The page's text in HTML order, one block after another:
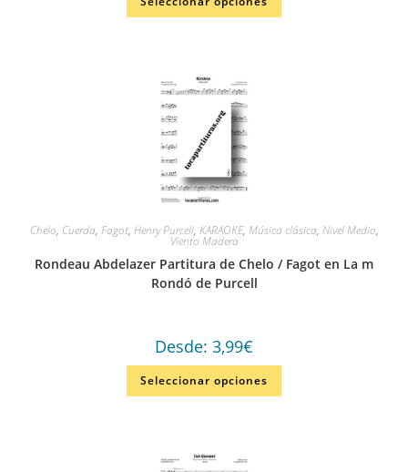
Chelo, Cuerda, Fagot, Henry Purcell, KARAOKE, Música clásica, Nivel Medio,
Viento Madera
Rondeau Abdelazer Partitura de Chelo / Fagot en La m
Rondó de Purcell
Desde: 3,99€
Seleccionar opciones